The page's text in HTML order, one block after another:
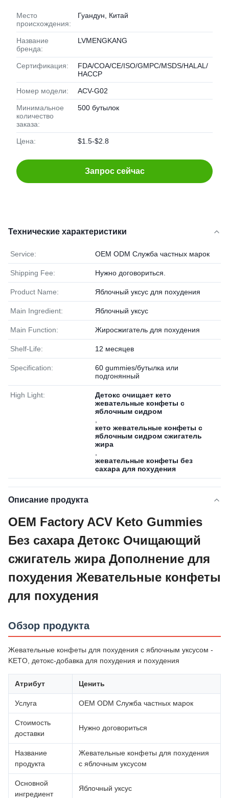
Место
происхождения:
Гуандун, Китай
Название
бренда:
LVMENGKANG
Сертификация:
FDA/COA/CE/ISO/GMPC/MSDS/HALAL/
HACCP
Номер модели: ACV-G02
Минимальное
количество
заказа:
500 бутылок
Цена: $1.5-$2.8
Запрос сейчас
Технические характеристики
Service: OEM ODM Служба частных марок
Shipping Fee: Нужно договориться.
Product Name: Яблочный уксус для похудения
Main Ingredient: Яблочный уксус
Main Function: Жиросжигатель для похудения
Shelf-Life: 12 месяцев
Specification:
60 gummies/бутылка или
подгонянный
High Light:
Детокс очищает кето
жевательные конфеты с
яблочным сидром
кето жевательные конфеты с
яблочным сидром сжигатель
жира
жевательные конфеты без
сахара для похудения
Описание продукта
OEM Factory ACV Keto Gummies
Без сахара Детокс Очищающий
сжигатель жира Дополнение для
похудения Жевательные конфеты
для похудения
Обзор продукта
Жевательные конфеты для похудения с яблочным уксусом -
KETO, детокс-добавка для похудения и похудения
Атрибут Ценить
Услуга OEM ODM Служба частных марок
Стоимость
доставки
Нужно договориться
Название
продукта
Жевательные конфеты для похудения
с яблочным уксусом
Основной
ингредиент
Яблочный уксус